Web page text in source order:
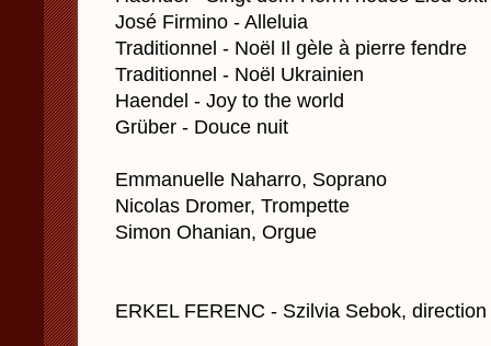
José Firmino - Alleluia
Traditionnel - Noël Il gèle à pierre fendre
Traditionnel - Noël Ukrainien
Haendel - Joy to the world
Grüber - Douce nuit
Emmanuelle Naharro, Soprano
Nicolas Dromer, Trompette
Simon Ohanian, Orgue
ERKEL FERENC - Szilvia Sebok, direction